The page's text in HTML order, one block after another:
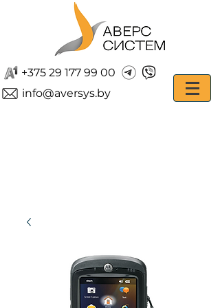
+375 29 177 99 00
info@aversys.by